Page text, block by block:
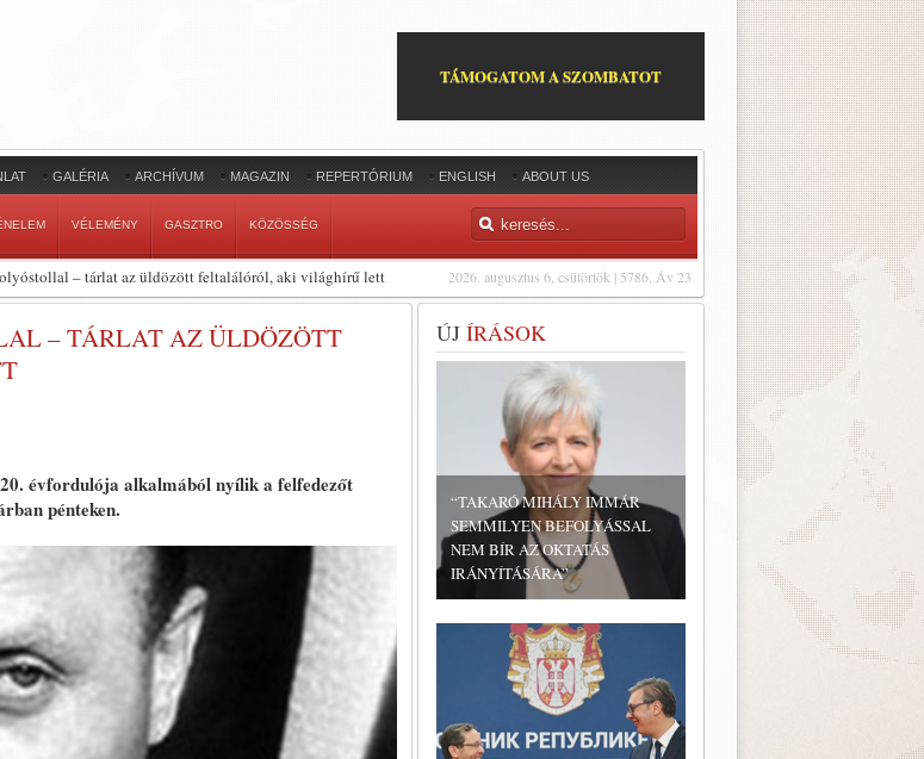
TÁMOGATOM A SZOMBATOT
GALÉRIA ARCHÍVUM MAGAZIN REPERTÓRIUM ENGLISH ABOUT US
VÉLEMÉNY GASZTRO KÖZÖSSÉG
2026. augusztus 6, csütörtök | 5786. Áv 23
– tárlat az üldözött feltalálóról, aki világhírű lett
– TÁRLAT AZ ÜLDÖZÖTT
évfordulója alkalmából nyílik a felfedezőt
pénteken.
ÚJ ÍRÁSOK
“TAKARÓ MIHÁLY IMMÁR
SEMMILYEN BEFOLYÁSSAL
NEM BÍR AZ OKTATÁS
IRÁNYÍTÁSÁRA”